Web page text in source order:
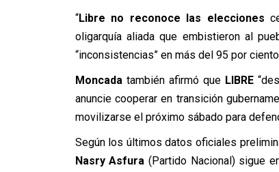
“Libre no reconoce las elecciones
oligarquía aliada que embistieron al
“inconsistencias” en más del 95 por
Moncadatambién afirmó que LIBRE
anuncie cooperar en transición
movilizarse el próximo sábado para
Según los últimos datos oficiales
Nasry Asfura (Partido Nacional) sigue